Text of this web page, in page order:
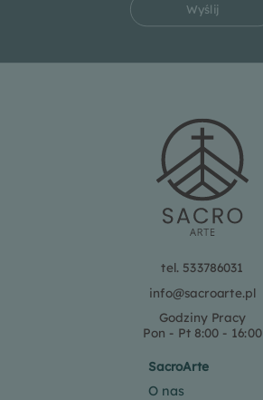
Wyślij
tel. 533786031
info@sacroarte.pl
Godziny Pracy
Pon - Pt 8:00 - 16:00
SacroArte
O nas